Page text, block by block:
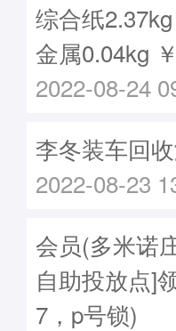
综合纸
金属0.04kg
2022-08-24
李冬装车回
2022-08-23
会员(多米诺
自助投放点]
7，p号锁)